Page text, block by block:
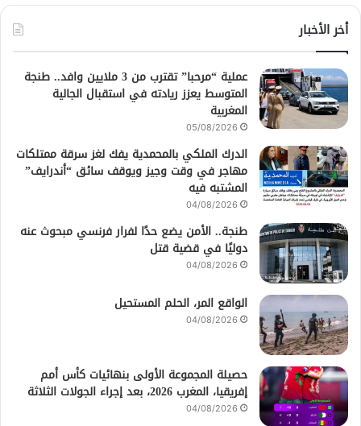
أخر الأخبار
عملية “مرحبا” تقترب من 3 ملايين وافد.. طنجة
المتوسط يعزز ريادته في استقبال الجالية
المغربية
05/08/2026
الدرك الملكي بالمحمدية يفك لغز سرقة ممتلكات
مهاجر في وقت وجيز ويوقف سائق “أندرايف”
المشتبه فيه
04/08/2026
طنجة.. الأمن يضع حدًا لفرار فرنسي مبحوث عنه
دوليًا في قضية قتل
04/08/2026
الواقع المر، الحلم المستحيل
04/08/2026
حصيلة المجموعة الأولى بنهائيات كأس أمم
إفريقيا، المغرب 2026، بعد إجراء الجولات الثلاثة
04/08/2026